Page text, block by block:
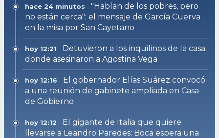
hace 24 minutos
"Hablan de los pobres, pero
no están cerca": el mensaje de García Cuerva
en la misa por San Cayetano
hoy 12:21
Detuvieron a los inquilinos de la casa
donde asesinaron a Agostina Vega
hoy 12:16
El gobernador Elías Suárez convocó
a una reunión de gabinete ampliada en Casa
de Gobierno
hoy 12:12
El gigante de Italia que quiere
llevarse a Leandro Paredes: Boca espera una